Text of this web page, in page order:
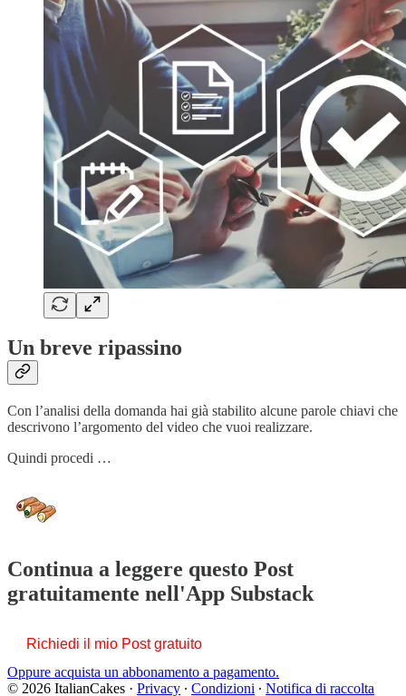
Un breve ripassino
Con l’analisi della domanda hai già stabilito alcune parole chiavi che
descrivono l’argomento del video che vuoi realizzare.
Quindi procedi …
Continua a leggere questo Post
gratuitamente nell'App Substack
Richiedi il mio Post gratuito
Oppure acquista un abbonamento a pagamento.
© 2026 ItalianCakes · Privacy ∙ Condizioni ∙ Notifica di raccolta